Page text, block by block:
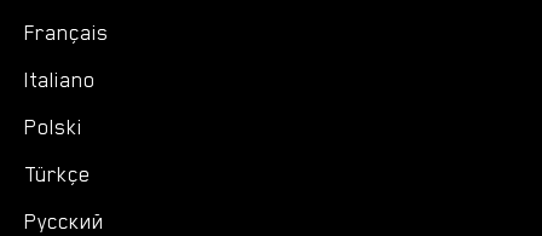
Français
Italiano
Polski
Türkçe
Русский